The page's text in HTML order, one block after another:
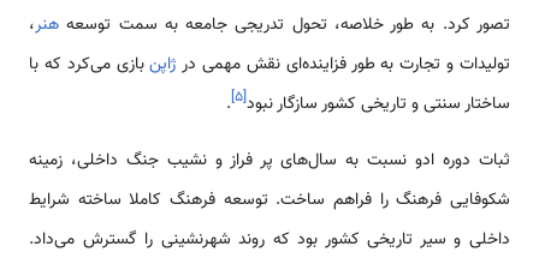
تصور کرد. به طور خلاصه، تحول تدریجی جامعه به سمت توسعه هنر،
تولیدات و تجارت به طور فزاینده‌ای نقش مهمی در ژاپنبازی می‌کرد که با
ساختار سنتی و تاریخی کشور سازگار نبود[۵]
.
ثبات دوره ادو نسبت به سال‌های پر فراز و نشیب جنگ داخلی، زمینه
شکوفایی فرهنگ را فراهم ساخت. توسعه فرهنگ کاملا ساخته شرایط
داخلی و سیر تاریخی کشور بود که روند شهرنشینی را گسترش می‌داد.